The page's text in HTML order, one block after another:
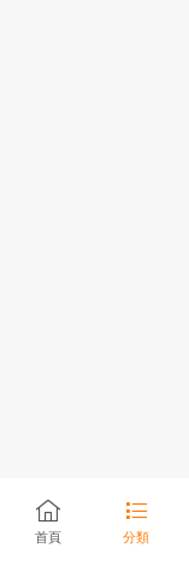
首頁 分類